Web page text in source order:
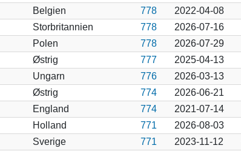
Belgien 778 2022-04-08
Storbritannien 778 2026-07-16
Polen 778 2026-07-29
Østrig 777 2025-04-13
Ungarn 776 2026-03-13
Østrig 774 2026-06-21
England 774 2021-07-14
Holland 771 2026-08-03
Sverige 771 2023-11-12